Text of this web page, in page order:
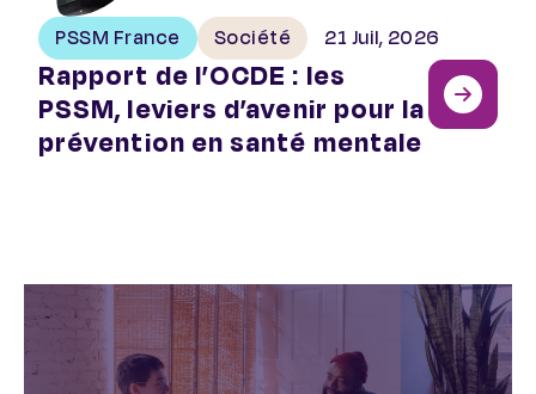
PSSM France Société 21 Juil, 2026
Rapport de l’OCDE : les
PSSM, leviers d’avenir pour la
prévention en santé mentale